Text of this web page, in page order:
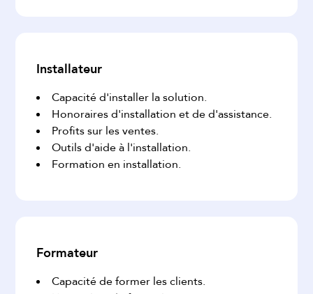
Installateur
Capacité d'installer la solution.
Honoraires d'installation et de d'assistance.
Profits sur les ventes.
Outils d'aide à l'installation.
Formation en installation.
Formateur
Capacité de former les clients.